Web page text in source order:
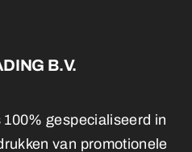
B.V.
gespecialiseerd in
van promotionele